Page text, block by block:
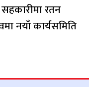
सहकारीमा रतन
नयाँ कार्यसमिति